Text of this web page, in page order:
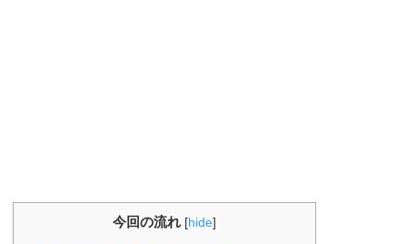
今回の流れ [hide]